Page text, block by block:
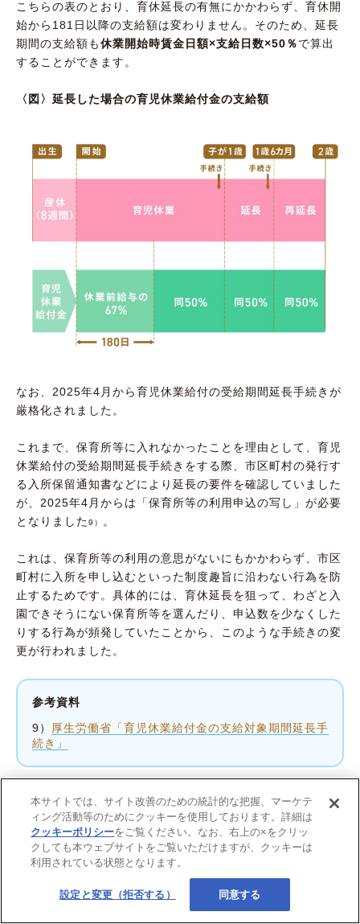
こちらの表のとおり、育休延長の有無にかかわらず、育休開
始から181日以降の支給額は変わりません。そのため、延長
期間の支給額も休業開始時賃金日額×支給日数×50％で算出
することができます。
〈図〉延長した場合の育児休業給付金の支給額
なお、2025年4月から育児休業給付の受給期間延長手続きが
厳格化されました。
これまで、保育所等に入れなかったことを理由として、育児
休業給付の受給期間延長手続きをする際、市区町村の発行す
る入所保留通知書などにより延長の要件を確認していました
が、2025年4月からは「保育所等の利用申込の写し」が必要
となりました9） 。
これは、保育所等の利用の意思がないにもかかわらず、市区
町村に入所を申し込むといった制度趣旨に沿わない行為を防
止するためです。具体的には、育休延長を狙って、わざと入
園できそうにない保育所等を選んだり、申込数を少なくした
りする行為が頻発していたことから、このような手続きの変
更が行われました。
参考資料
9） 厚生労働省「育児休業給付金の支給対象期間延長手
続き」
育児休業給付金以外の給付金
本サイトでは、サイト改善のための統計的な把握、マーケテ
ィング活動等のためにクッキーを使用しております。詳細は
クッキーポリシーをご覧ください。なお、右上の×をクリッ
クしても本ウェブサイトをご覧いただけますが、クッキーは
利用されている状態となります。
設定と変更（拒否する） 同意する